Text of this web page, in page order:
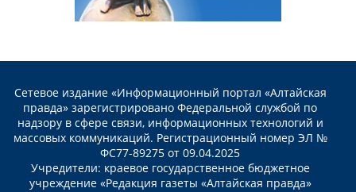
Сетевое издание «Информационный портал «Алтайская
правда» зарегистрировано Федеральной службой по
надзору в сфере связи, информационных технологий и
массовых коммуникаций. Регистрационный номер ЭЛ №
ФС77-89275 от 09.04.2025
Учредители: краевое государственное бюджетное
учреждение «Редакция газеты «Алтайская правда»